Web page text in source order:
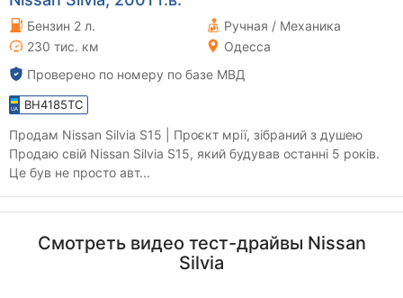
Бензин 2 л.
Ручная / Механика
230 тис. км
Одесса
Проверено по номеру по базе МВД
BH4185TC
Продам Nissan Silvia S15 | Проєкт мрії, зібраний з душею
Продаю свій Nissan Silvia S15, який будував останні 5 років.
Це був не просто авт...
Смотреть видео тест-драйвы Nissan
Silvia